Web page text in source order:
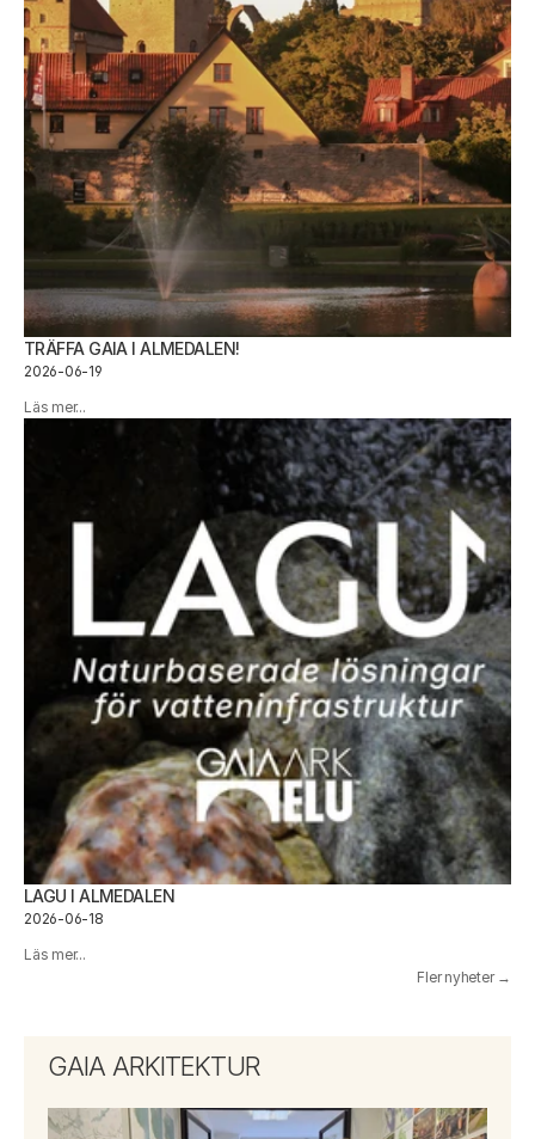
TRÄFFA GAIA I ALMEDALEN!
2026-06-19
Läs mer...
LAGU I ALMEDALEN
2026-06-18
Läs mer...
Fler nyheter →
GAIA ARKITEKTUR